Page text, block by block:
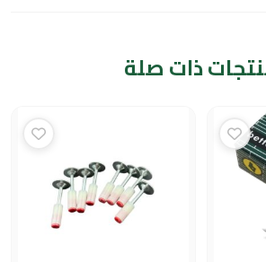
ذات صلة